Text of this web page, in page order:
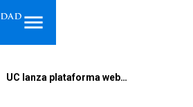
UC lanza plataforma web…